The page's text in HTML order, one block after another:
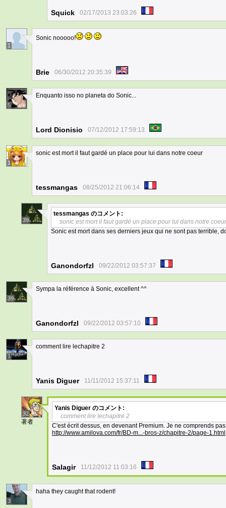
Squick 02/17/2013 23:03:26
1
Sonic nooooo!
Brie 06/30/2012 20:35:39
5
Enquanto isso no planeta do Sonic...
Lord Dionisio 07/12/2012 17:59:13
1
sonic est mort il faut gardé un place pour lui dans notre coeur
tessmangas 08/25/2012 21:06:14
39
tessmangas のコメント:
sonic est mort il faut gardé un place pour lui dans notre coeur
Sonic est mort dans ses derniers jeux qui ne sont pas terrible,
Ganondorfzl 09/22/2012 03:57:37
39
Sympa la référence à Sonic, excellent ^^
Ganondorfzl 09/22/2012 03:57:10
1
comment lire lechapitre 2
Yanis Diguer 11/11/2012 15:37:11
32
著者
Yanis Diguer のコメント:
comment lire lechapitre 2
C'est écrit dessus, en devenant Premium. Je ne comprends
http://www.amilova.com/fr/BD-m...-bros-z/chapitre-2/page-1.html
Salagir 11/12/2012 11:03:16
3
haha they caught that rodent!